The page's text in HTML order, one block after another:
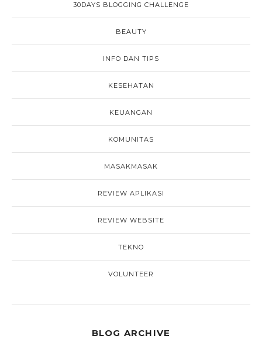
30DAYS BLOGGING CHALLENGE
BEAUTY
INFO DAN TIPS
KESEHATAN
KEUANGAN
KOMUNITAS
MASAKMASAK
REVIEW APLIKASI
REVIEW WEBSITE
TEKNO
VOLUNTEER
BLOG ARCHIVE